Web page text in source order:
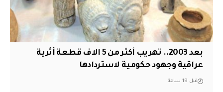
بعد 2003.. تهريب أكثر من 5 آلاف قطعة أثرية
عراقية وجهود حكومية لاستردادها
قبل 19 ساعة